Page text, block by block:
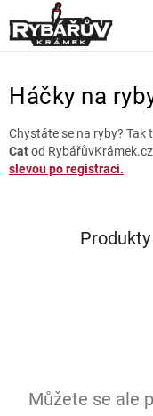
na
obsah
Háčky na
Chystáte se na ryby? Tak
Catod
slevou po registraci.
Můžete se ale